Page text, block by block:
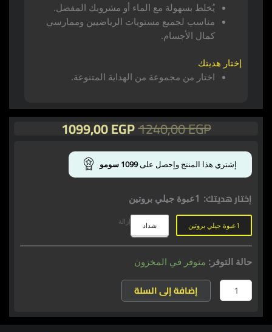
يُخلط بسهولة مع الماء أو مشروبك المفضل.
مناسب لجميع مستويات الرياضيين وممارسي
كمال الأجسام.
إختار هديتك
اختار من مجموعة من الهداية المتنوعة.
1240,00EGP السعر
الأصلي
هو:
1240,00 EGP.
1099,00EGP السعر
إشتري هذا المنتج وإحصل على1099 سومو
إختار هديتك: 1عبوة جيلي بروتين
1عبوة جيلي بروتين شداد إزالة
حالة التوفر: متوفر في المخزون
بي
اند
+كرياتين
TVN+هدية
إضافة إلى السلة